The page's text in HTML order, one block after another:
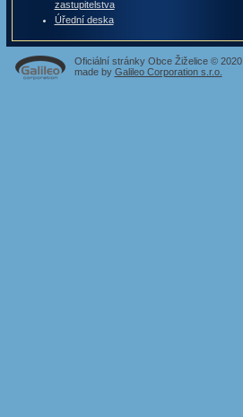
zastupitelstva
Úřední deska
Oficiální stránky Obce Žiželice © 2020
made by Galileo Corporation s.r.o.